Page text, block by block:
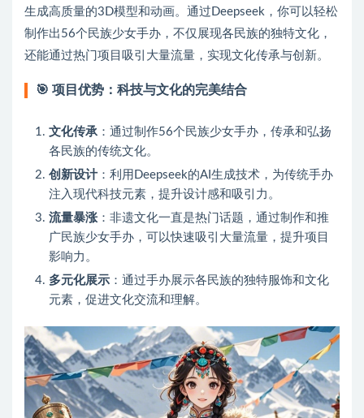
生成高质量的3D模型和动画。通过Deepseek，你可以轻松
制作出56个民族少女手办，不仅展现各民族的独特文化，
还能通过热门项目吸引大量流量，实现文化传承与创新。
🎯 项目优势：科技与文化的完美结合
文化传承 ：通过制作56个民族少女手办，传承和弘扬
各民族的传统文化。
创新设计：利用Deepseek的AI生成技术，为传统手办
注入现代科技元素，提升设计感和吸引力。
流量暴涨 ：非遗文化一直是热门话题，通过制作和推
广民族少女手办，可以快速吸引大量流量，提升项目
影响力。
多元化展示 ：通过手办展示各民族的独特服饰和文化
元素，促进文化交流和理解。